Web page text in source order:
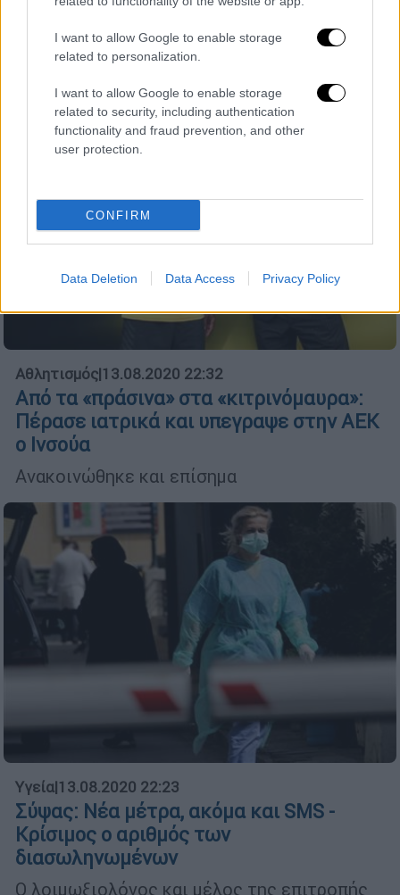
I want to allow Google to enable storage
related to personalization.
I want to allow Google to enable storage
related to security, including authentication
functionality and fraud prevention, and other
user protection.
CONFIRM
Data Deletion Data Access Privacy Policy
λόγω της ασθένειας συνεχίζει να
καταγράφει πτώση
Αθλητισμός|13.08.2020 22:32
Από τα «πράσινα» στα «κιτρινόμαυρα»:
Πέρασε ιατρικά και υπεγραψε στην ΑΕΚ
ο Ινσούα
Ανακοινώθηκε και επίσημα
Υγεία|13.08.2020 22:23
Σύψας: Νέα μέτρα, ακόμα και SMS -
Κρίσιμος ο αριθμός των
διασωληνωμένων
Ο λοιμωξιολόγος και μέλος της επιτροπής